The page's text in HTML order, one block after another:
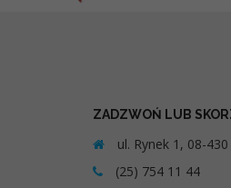
ZADZWOŃ LUB
ul. Rynek 1, 08-
(25) 754 11 44